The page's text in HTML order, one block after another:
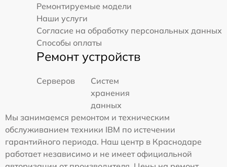
Ремонтируемые модели
Наши услуги
Согласие на обработку персональных данных
Способы оплаты
Ремонт устройств
Серверов
Систем
хранения
данных
Мы занимаемся ремонтом и техническим
обслуживанием техники IBM по истечении
гарантийного периода. Наш центр в Краснодаре
работает независимо и не имеет официальной